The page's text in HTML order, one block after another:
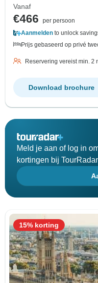
Vanaf
€466
per persoon
Aanmelden to unlock
Prijs gebaseerd op privé
Reservering vereist min. 2
Download brochure
Meld je aan of log in
kortingen bij
15% korting